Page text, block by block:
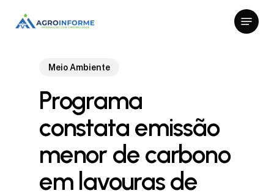
Menu
Meio Ambiente
Programa
constata emissão
menor de carbono
em lavouras de